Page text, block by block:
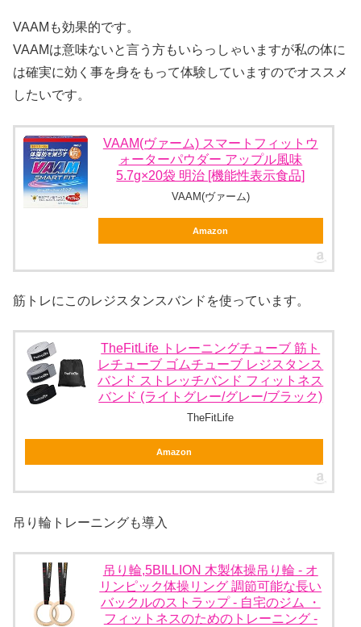
VAAMも効果的です。
VAAMは意味ないと言う方もいらっしゃいますが私の体に
は確実に効く事を身をもって体験していますのでオススメ
したいです。
VAAM(ヴァーム) スマートフィットウ
ォーターパウダー アップル風味
5.7g×20袋 明治 [機能性表示食品]
VAAM(ヴァーム)
Amazon
筋トレにこのレジスタンスバンドを使っています。
TheFitLife トレーニングチューブ 筋ト
レチューブ ゴムチューブ レジスタンス
バンド ストレッチバンド フィットネス
バンド (ライトグレー/グレー/ブラック)
TheFitLife
Amazon
吊り輪トレーニングも導入
吊り輪,5BILLION 木製体操吊り輪 - オ
リンピック体操リング 調節可能な長い
バックルのストラップ - 自宅のジム ・
フィットネスのためのトレーニング -